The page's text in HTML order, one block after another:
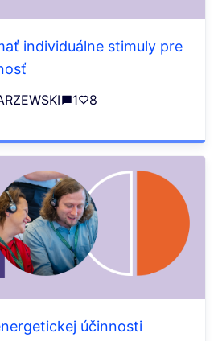
individuálne stimuly pre
1 8
účinnosti